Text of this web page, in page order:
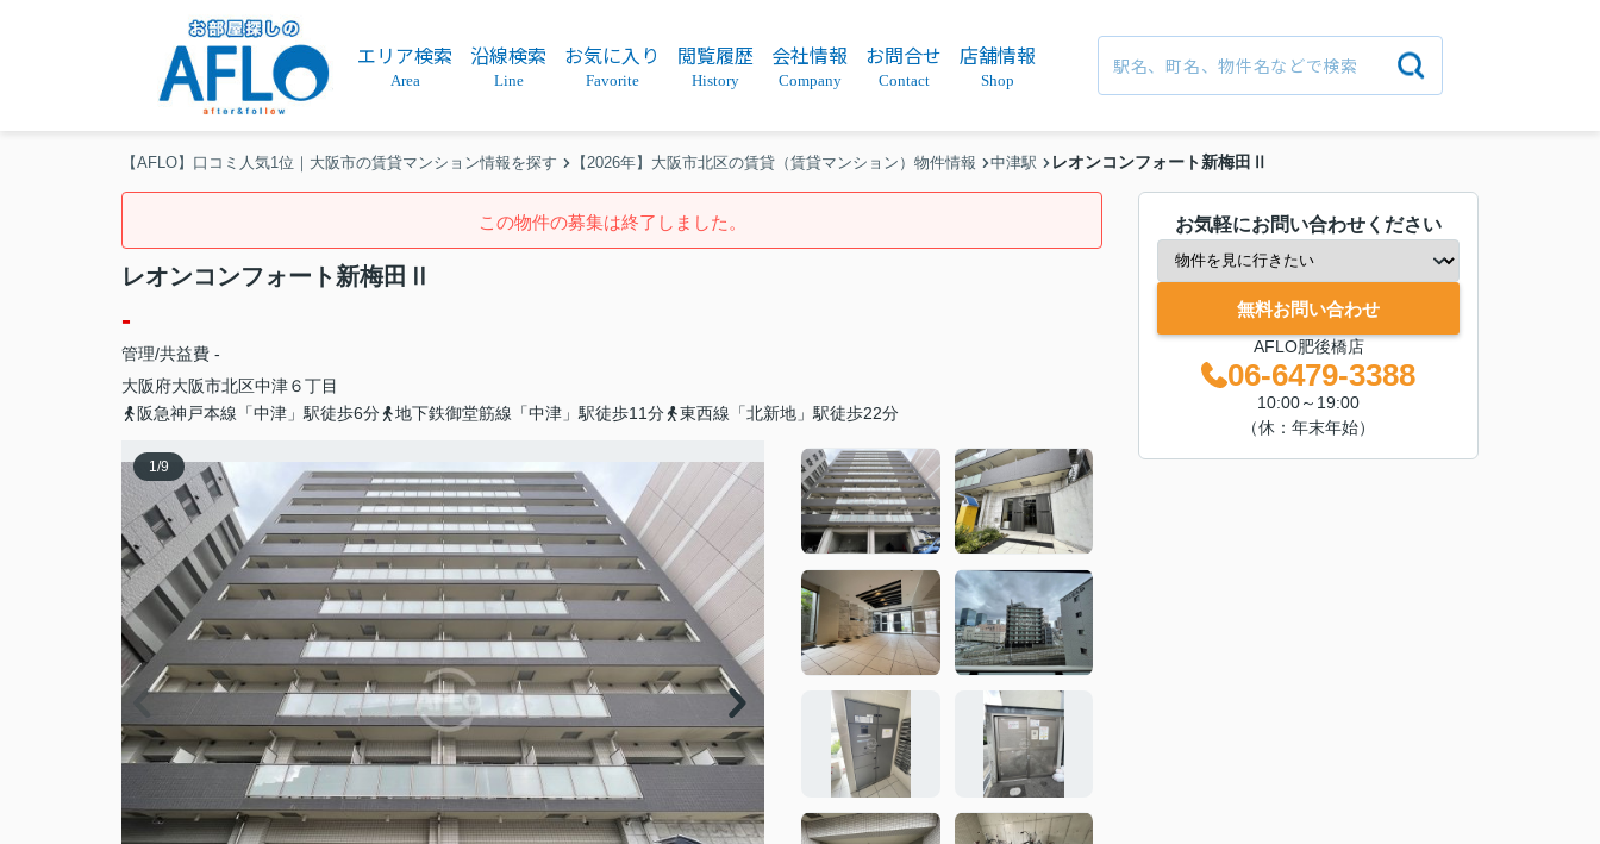
エリア検索
Area
沿線検索
Line
お気に入り
Favorite
閲覧履歴
History
会社情報
Company
お問合せ
Contact
店舗情報
Shop
【AFLO】口コミ人気1位｜大阪市の賃貸マンション情報を探す 【2026年】大阪市北区の賃貸（賃貸マンション）物件情報 中津駅 レオンコンフォート新梅田Ⅱ
この物件の募集は終了しました。
レオンコンフォート新梅田Ⅱ
-
管理/共益費 -
大阪府大阪市北区中津６丁目
阪急神戸本線「中津」駅徒歩6分
地下鉄御堂筋線「中津」駅徒歩11分 東西線「北新地」駅徒歩22分
1/9
お気軽にお問い合わせください
無料お問い合わせ
AFLO肥後橋店
06-6479-3388
10:00～19:00
（休：年末年始）